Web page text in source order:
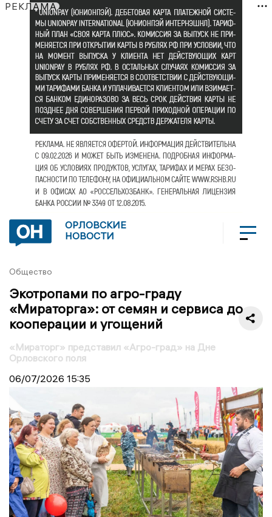
РЕКЛАМА
ОРЛОВСКИЕ
НОВОСТИ
Общество
Экотропами по агро-граду
«Мираторга»: от семян и сервиса до
кооперации и угощений
«Мираторг» представил «Агро-град» на Дне
Орловского поля
06/07/2026 15:35